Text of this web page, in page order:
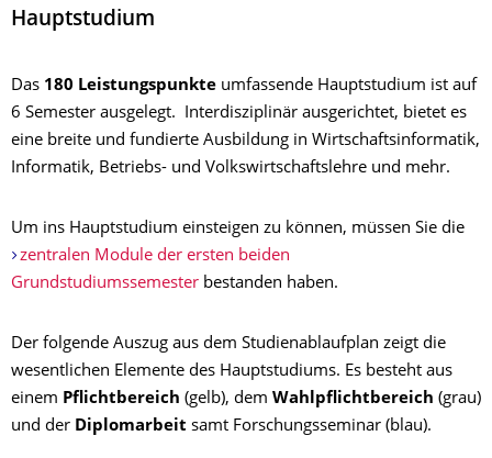
Hauptstudium
Das 180 Leistungspunkte umfassende Hauptstudium ist auf
6 Semester ausgelegt. Interdisziplinär ausgerichtet, bietet es
eine breite und fundierte Ausbildung in Wirtschaftsinformatik,
Informatik, Betriebs- und Volkswirtschaftslehre und mehr.
Um ins Hauptstudium einsteigen zu können, müssen Sie die
zentralen Module der ersten beiden
Grundstudiumssemester bestanden haben.
Der folgende Auszug aus dem Studienablaufplan zeigt die
wesentlichen Elemente des Hauptstudiums. Es besteht aus
einem Pflichtbereich (gelb), dem Wahlpflichtbereich (grau)
und der Diplomarbeit samt Forschungsseminar (blau).